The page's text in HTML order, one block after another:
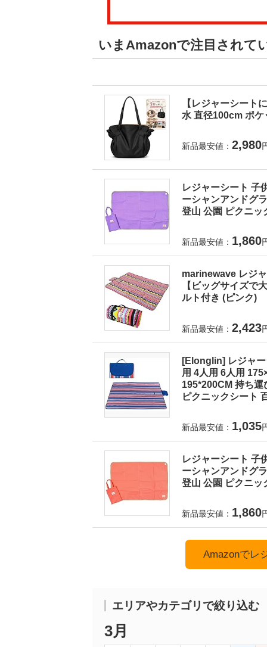
いまAmazonで注目されて
【レジャーシート
水 直径100cm ポ
新品最安値： 2,980
レジャーシート 子
ーシャンアンドグ
登山 公園 ピクニッ
新品最安値： 1,860
marinewave レジ
【ビッグサイズで
ルト付き (ピンク)
新品最安値： 2,423
[Elonglin] レジャ
用 4人用 6人用
195*200CM 持ち運
ピクニックシート
新品最安値： 1,035
レジャーシート 子
ーシャンアンドグ
登山 公園 ピクニッ
新品最安値： 1,860
Amazonでレ
エリアやカテゴリで絞り込む
3月